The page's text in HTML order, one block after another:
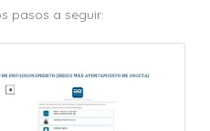
pasos a seguir: